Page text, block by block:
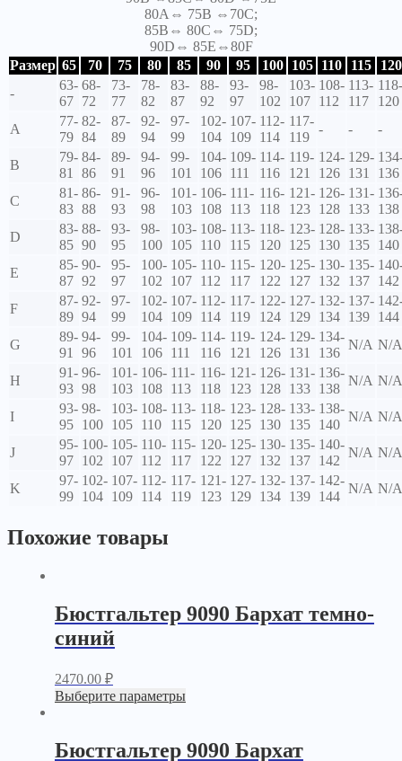
80A⇔ 75B ⇔70C;
85B⇔ 80C⇔ 75D;
90D⇔ 85E⇔80F
Размер 65 70 75 80 85 90 95 100 105 110 115
120
-
63-
67
68-
72
73-
77
78-
82
83-
87
88-
92
93-
97
98-
102
103-
107
108-
112
113-
117
118-
120
A
77-
79
82-
84
87-
89
92-
94
97-
99
102-
104
107-
109
112-
114
117-
119
- - -
B
79-
81
84-
86
89-
91
94-
96
99-
101
104-
106
109-
111
114-
116
119-
121
124-
126
129-
131
136
C
81-
83
86-
88
91-
93
96-
98
101-
103
106-
108
111-
113
116-
118
121-
123
126-
128
131-
133 138
D
83-
85
88-
90
93-
95
98-
100
103-
105
108-
110
113-
115
118-
120
123-
125
128-
130
133-
135 140
E
85-
87
90-
92
95-
97
100-
102
105-
107
110-
112
115-
117
120-
122
125-
127
130-
132
135-
137 142
F
87-
89
92-
94
97-
99
102-
104
107-
109
112-
114
117-
119
122-
124
127-
129
132-
134
137-
139 144
G
89-
91
94-
96
99-
101
104-
106
109-
111
114-
116
119-
121
124-
126
129-
131
134-
136
N/A N/A
H
91-
93
96-
98
101-
103
106-
108
111-
113
116-
118
121-
123
126-
128
131-
133
136-
138
N/A N/A
I
93-
95
98-
100
103-
105
108-
110
113-
115
118-
120
123-
125
128-
130
133-
135
138-
140
N/A N/A
J
95-
97
100-
102
105-
107
110-
112
115-
117
120-
122
125-
127
130-
132
135-
137
140-
142
N/A N/A
K
97-
99
102-
104
107-
109
112-
114
117-
119
121-
123
127-
129
132-
134
137-
139
142-
144
N/A N/A
Похожие товары
Бюстгальтер 9090 Бархат темно-
синий
2470.00 ₽
Выберите параметры
Бюстгальтер 9090 Бархат